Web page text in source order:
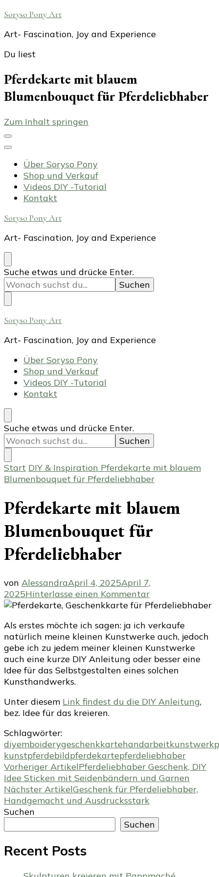
Soryso Pony Art
Art- Fascination, Joy and Experience
Du liest
Pferdekarte mit blauem
Blumenbouquet für Pferdeliebhaber
Zum Inhalt springen
Über Soryso Pony
Shop und Verkauf
Videos DIY -Tutorial
Kontakt
Soryso Pony Art
Art- Fascination, Joy and Experience
Suchst
du
nach
etwas?
Suche etwas und drücke Enter.
Soryso Pony Art
Art- Fascination, Joy and Experience
Über Soryso Pony
Shop und Verkauf
Videos DIY -Tutorial
Kontakt
Suchst
du
nach
etwas?
Suche etwas und drücke Enter.
Start DIY & Inspiration Pferdekarte mit blauem
Blumenbouquet für Pferdeliebhaber
Pferdekarte mit blauem
Blumenbouquet für
Pferdeliebhaber
von AlessandraApril 4, 2025April 7,
2025Hinterlasse einen Kommentarzu
Pferdekarte
blauem
Blumenbouquet
für
Pferdeliebhaber
Als erstes möchte ich sagen: ja ich verkaufe
natürlich meine kleinen Kunstwerke auch, jedoch
gebe ich zu jedem meiner kleinen Kunstwerke
auch eine kurze DIY Anleitung oder besser eine
Idee für das Selbstgestalten eines solchen
Kunsthandwerks.
Unter diesem Link findest du die DIY Anleitung,
bez. Idee für das kreieren.
Schlagwörter:
diyemboiderygeschenkkartehandarbeitkunstwerk
kunstpferdebildpferdekartepferdeliebhaber
Beitragsnavigation
Vorheriger ArtikelPferdeliebhaber Geschenk, DIY
Idee Sticken mit Seidenbändern und Garnen
Nächster ArtikelGeschenk für Pferdeliebhaber,
Handgemacht und Ausdrucksstark
Suchen
Suchen
Recent Posts